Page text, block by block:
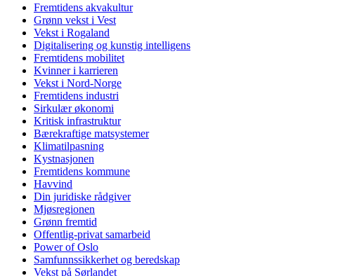
Fremtidens akvakultur
Grønn vekst i Vest
Vekst i Rogaland
Digitalisering og kunstig intelligens
Fremtidens mobilitet
Kvinner i karrieren
Vekst i Nord-Norge
Fremtidens industri
Sirkulær økonomi
Kritisk infrastruktur
Bærekraftige matsystemer
Klimatilpasning
Kystnasjonen
Fremtidens kommune
Havvind
Din juridiske rådgiver
Mjøsregionen
Grønn fremtid
Offentlig-privat samarbeid
Power of Oslo
Samfunnssikkerhet og beredskap
Vekst på Sørlandet